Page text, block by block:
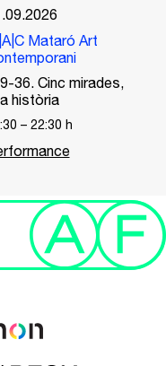
Mataró Art
36. Cinc mirades,
història
– 22:30 h